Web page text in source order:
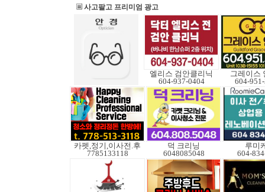
사고팔고 프리미엄 광고
엘리스 검안클리닉
604-937-0404
그레이스
604-
카펫,정기,이사전.후
7785133118
덕 크리닝
6048085048
루미
604-